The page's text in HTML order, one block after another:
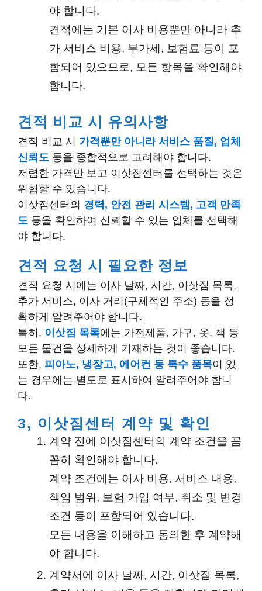
야 합니다.
견적에는 기본 이사 비용뿐만 아니라 추
가 서비스 비용, 부가세, 보험료 등이 포
함되어 있으므로, 모든 항목을 확인해야
합니다.
견적 비교 시 유의사항
견적 비교 시 가격뿐만 아니라 서비스 품질, 업체
신뢰도 등을 종합적으로 고려해야 합니다.
저렴한 가격만 보고 이삿짐센터를 선택하는 것은
위험할 수 있습니다.
이삿짐센터의 경력, 안전 관리 시스템, 고객 만족
도 등을 확인하여 신뢰할 수 있는 업체를 선택해
야 합니다.
견적 요청 시 필요한 정보
견적 요청 시에는 이사 날짜, 시간, 이삿짐 목록,
추가 서비스, 이사 거리(구체적인 주소) 등을 정
확하게 알려주어야 합니다.
특히, 이삿짐 목록에는 가전제품, 가구, 옷, 책 등
모든 물건을 상세하게 기재하는 것이 좋습니다.
또한, 피아노, 냉장고, 에어컨 등 특수 품목이 있
는 경우에는 별도로 표시하여 알려주어야 합니
다.
3, 이삿짐센터 계약 및 확인
계약 전에 이삿짐센터의 계약 조건을 꼼
꼼히 확인해야 합니다.
계약 조건에는 이사 비용, 서비스 내용,
책임 범위, 보험 가입 여부, 취소 및 변경
조건 등이 포함되어 있습니다.
모든 내용을 이해하고 동의한 후 계약해
야 합니다.
계약서에 이사 날짜, 시간, 이삿짐 목록,